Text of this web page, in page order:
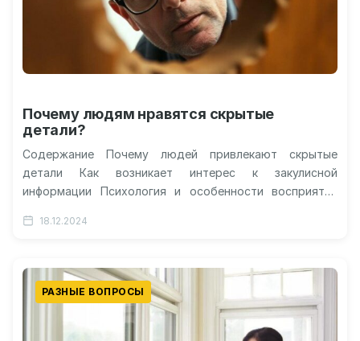
Почему людям нравятся скрытые
детали?
Содержание Почему людей привлекают скрытые
детали Как возникает интерес к закулисной
информации Психология и особенности восприятия
на зрителей Закулисные секреты…
18.12.2024
РАЗНЫЕ ВОПРОСЫ